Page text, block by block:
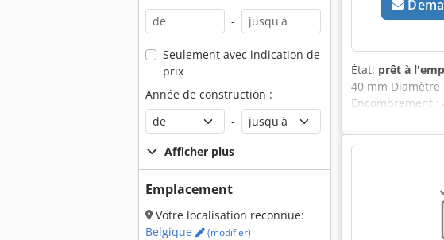
-
Seulement avec indication de
prix
Année de construction :
-
Afficher plus
Emplacement
Votre localisation reconnue:
Belgique
(modifier)
État: prêt à
40 mm Diamètre
Encombrement :